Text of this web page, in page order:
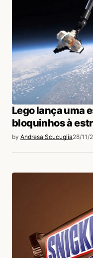
Lego lança uma
bloquinhos à
by Andresa Scucuglia28/11/